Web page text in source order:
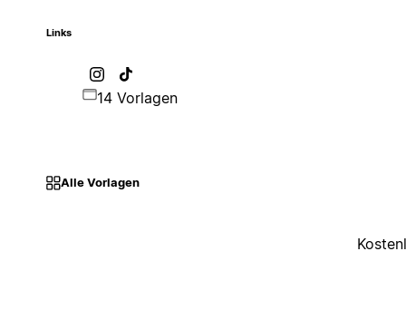
Links
14 Vorlagen
Alle Vorlagen